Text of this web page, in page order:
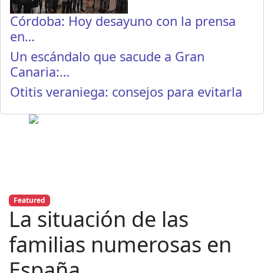
Córdoba: Hoy desayuno con la prensa
en…
Un escándalo que sacude a Gran
Canaria:…
Otitis veraniega: consejos para evitarla
Featured
La situación de las
familias numerosas en